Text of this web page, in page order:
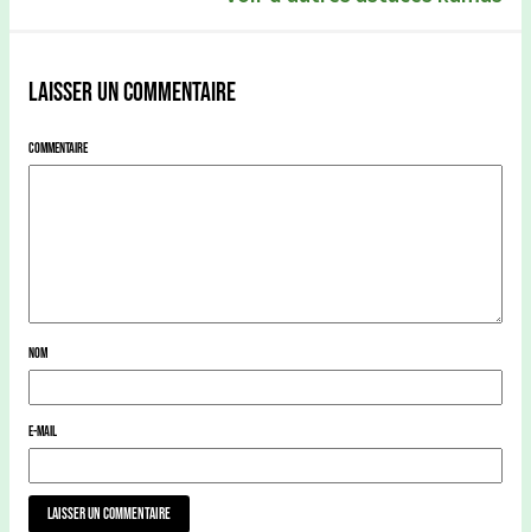
Laisser un commentaire
Commentaire
Nom
E-mail